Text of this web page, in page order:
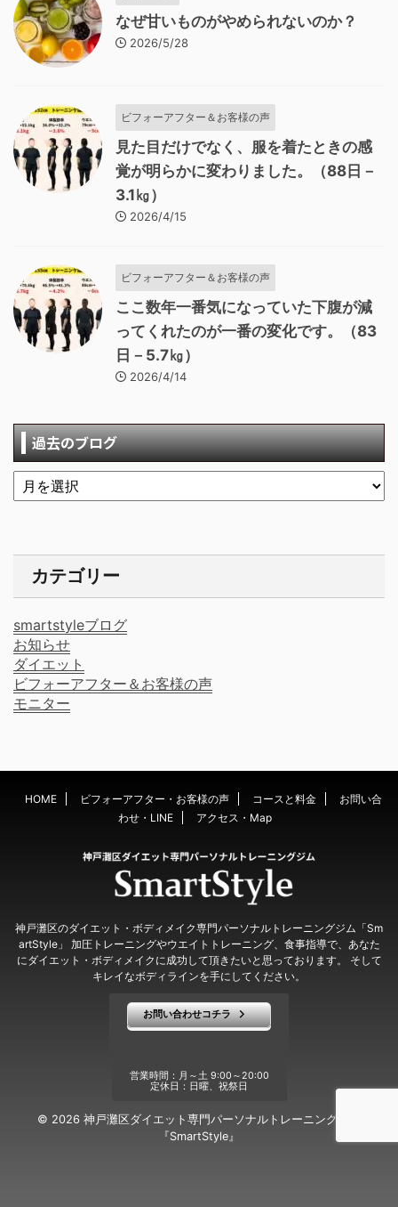
なぜ甘いものがやめられないのか？
2026/5/28
ビフォーアフター＆お客様の声
見た目だけでなく、服を着たときの感
覚が明らかに変わりました。（88日－
3.1㎏）
2026/4/15
ビフォーアフター＆お客様の声
ここ数年一番気になっていた下腹が減
ってくれたのが一番の変化です。（83
日－5.7㎏）
2026/4/14
過去のブログ
カテゴリー
smartstyleブログ
お知らせ
ダイエット
ビフォーアフター＆お客様の声
モニター
HOME ビフォーアフター・お客様の声 コースと料金
お問い合
わせ・LINE
アクセス・Map
神戸灘区のダイエット・ボディメイク専門パーソナルトレーニングジム「Sm
artStyle」 加圧トレーニングやウエイトトレーニング、食事指導で、あなた
にダイエット・ボディメイクに成功して頂きたいと思っております。 そして
キレイなボディラインを手にしてください。
お問い合わせコチラ
営業時間：月～土 9:00～20:00
定休日：日曜、祝祭日
© 2026 神戸灘区ダイエット専門パーソナルトレーニングジム
『SmartStyle』